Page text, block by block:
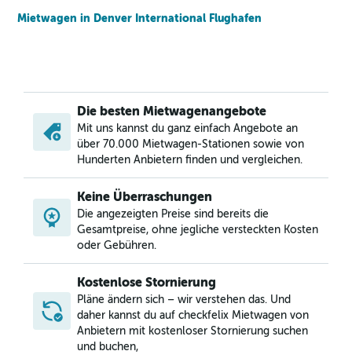
Mietwagen in Denver International Flughafen
Die besten Mietwagenangebote
Mit uns kannst du ganz einfach Angebote an
über 70.000 Mietwagen-Stationen sowie von
Hunderten Anbietern finden und vergleichen.
Keine Überraschungen
Die angezeigten Preise sind bereits die
Gesamtpreise, ohne jegliche versteckten Kosten
oder Gebühren.
Kostenlose Stornierung
Pläne ändern sich – wir verstehen das. Und
daher kannst du auf checkfelix Mietwagen von
Anbietern mit kostenloser Stornierung suchen
und buchen,